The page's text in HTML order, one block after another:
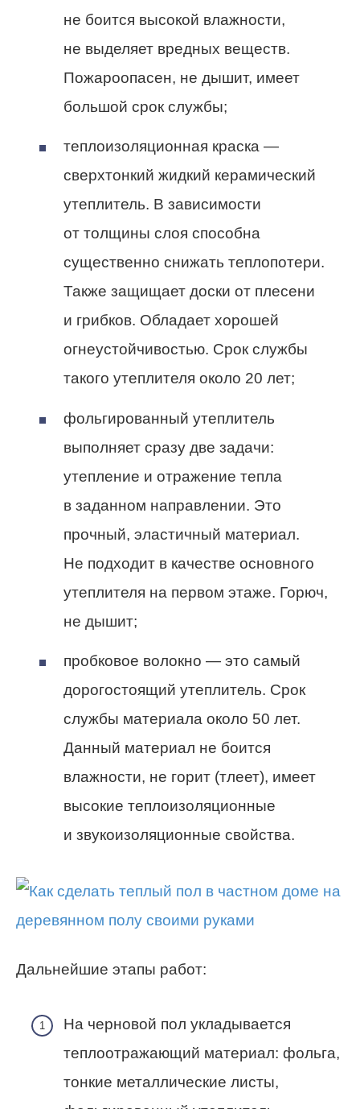
не боится высокой влажности,
не выделяет вредных веществ.
Пожароопасен, не дышит, имеет
большой срок службы;
теплоизоляционная краска —
сверхтонкий жидкий керамический
утеплитель. В зависимости
от толщины слоя способна
существенно снижать теплопотери.
Также защищает доски от плесени
и грибков. Обладает хорошей
огнеустойчивостью. Срок службы
такого утеплителя около 20 лет;
фольгированный утеплитель
выполняет сразу две задачи:
утепление и отражение тепла
в заданном направлении. Это
прочный, эластичный материал.
Не подходит в качестве основного
утеплителя на первом этаже. Горюч,
не дышит;
пробковое волокно — это самый
дорогостоящий утеплитель. Срок
службы материала около 50 лет.
Данный материал не боится
влажности, не горит (тлеет), имеет
высокие теплоизоляционные
и звукоизоляционные свойства.
Дальнейшие этапы работ:
На черновой пол укладывается
теплоотражающий материал: фольга,
тонкие металлические листы,